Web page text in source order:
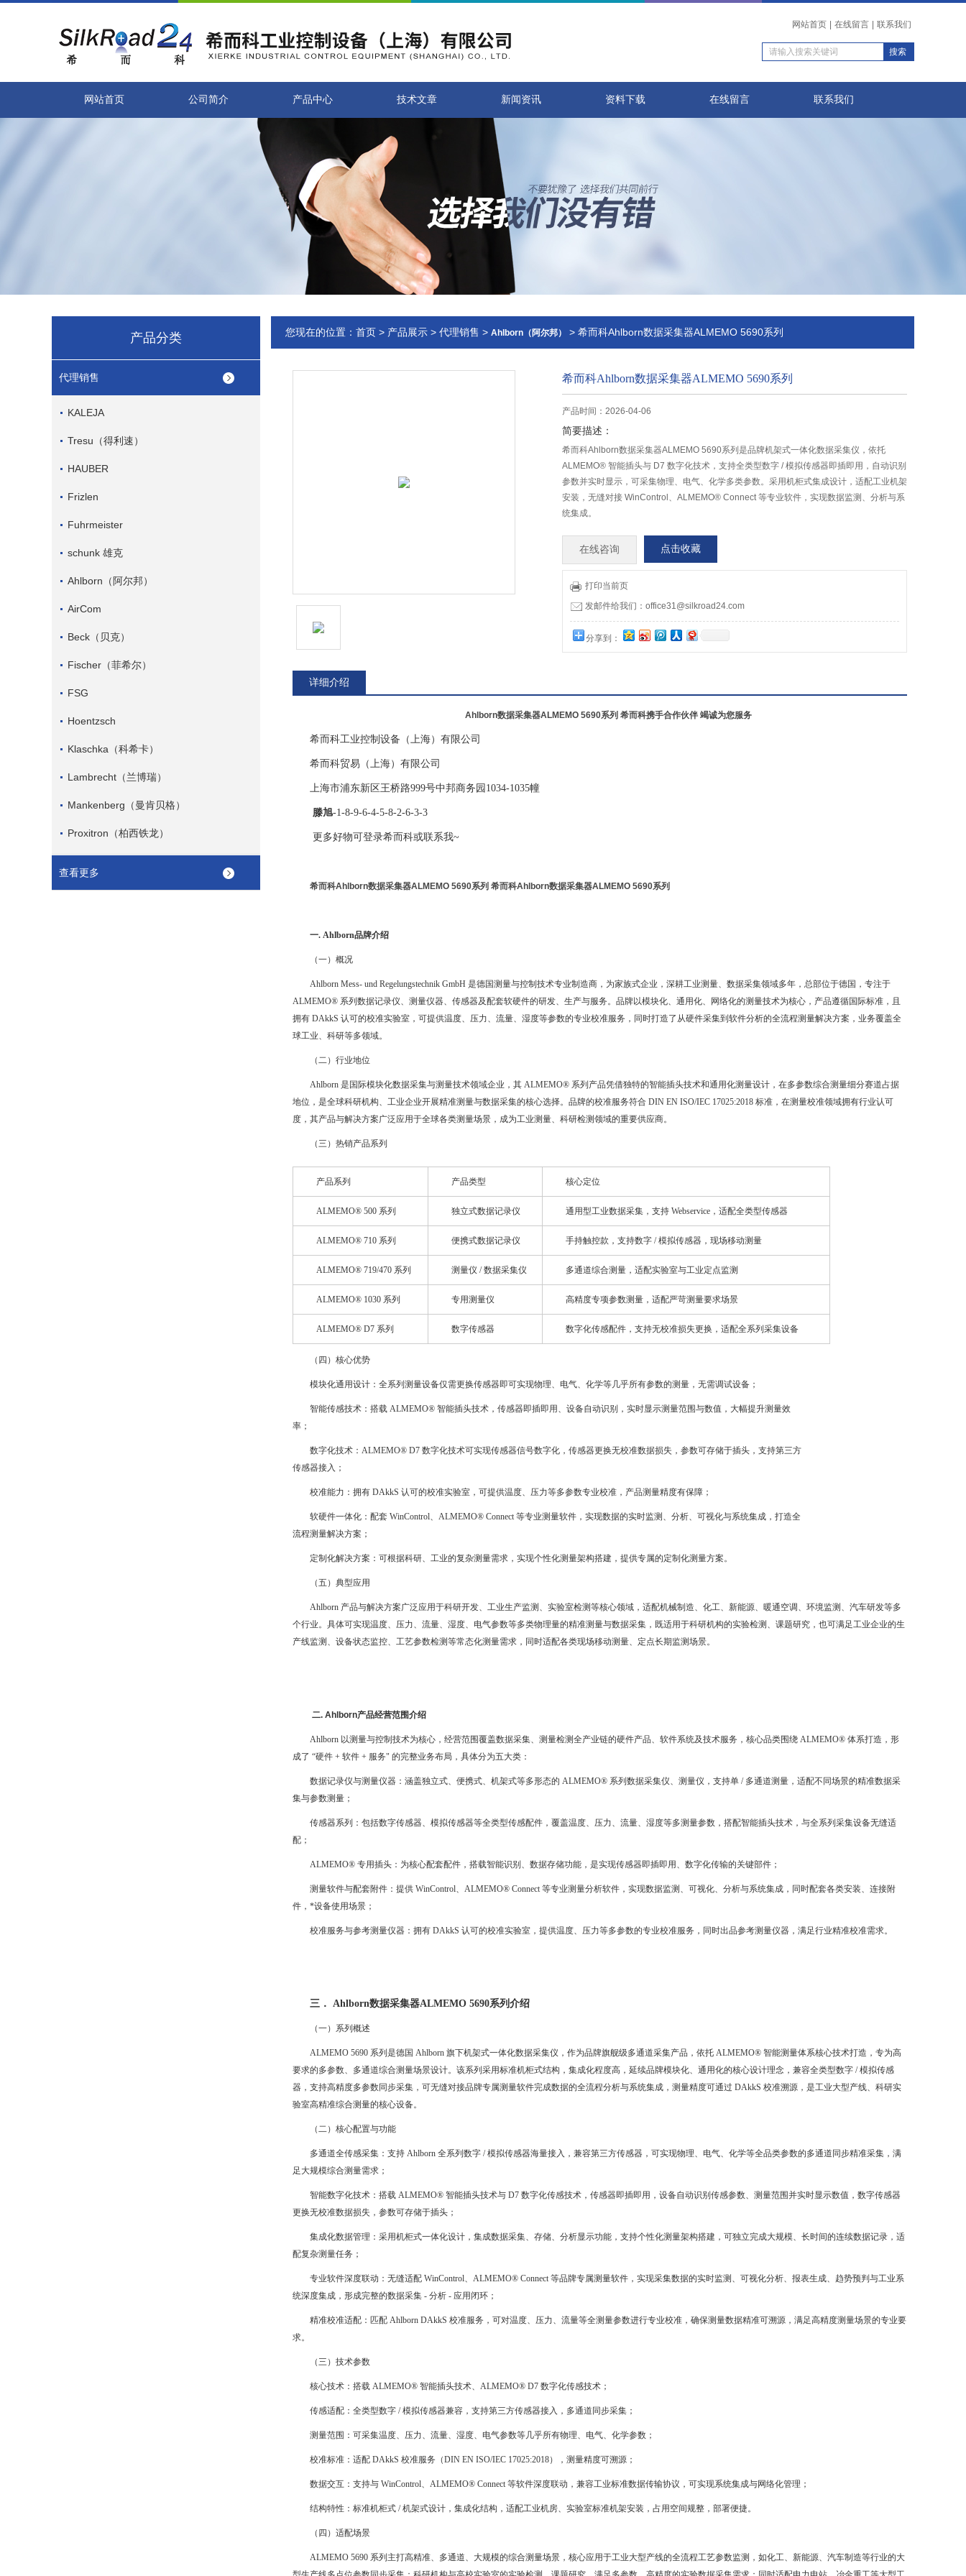
网站首页 在线留言 联系我们
网站首页 公司简介 产品中心 技术文章 新闻资讯 资料下载 在线留言 联系我们
产品分类
代理销售
KALEJA
Tresu（得利速）
HAUBER
Frizlen
Fuhrmeister
schunk 雄克
Ahlborn（阿尔邦）
AirCom
Beck（贝克）
Fischer（菲希尔）
FSG
Hoentzsch
Klaschka（科希卡）
Lambrecht（兰博瑞）
Mankenberg（曼肯贝格）
Proxitron（柏西铁龙）
查看更多
您现在的位置： 首页 > 产品展示 > 代理销售 > Ahlborn（阿尔邦） > 希而科Ahlborn数据采集器ALMEMO 5690系列
希而科Ahlborn数据采集器ALMEMO 5690系列
产品时间：2026-04-06
简要描述：
希而科Ahlborn数据采集器ALMEMO 5690系列是品牌机架式一体化数据采集仪，依托
ALMEMO® 智能插头与 D7 数字化技术，支持全类型数字 / 模拟传感器即插即用，自动识别
参数并实时显示，可采集物理、电气、化学多类参数。采用机柜式集成设计，适配工业机架
安装，无缝对接 WinControl、ALMEMO® Connect 等专业软件，实现数据监测、分析与系
统集成。
在线咨询 点击收藏
打印当前页
发邮件给我们：office31@silkroad24.com
分享到：
详细介绍
Ahlborn数据采集器ALMEMO 5690系列 希而科携手合作伙伴 竭诚为您服务
希而科工业控制设备（上海）有限公司
希而科贸易（上海）有限公司
上海市浦东新区王桥路999号中邦商务园1034-1035幢
滕旭-1-8-9-6-4-5-8-2-6-3-3
更多好物可登录希而科或联系我~
希而科Ahlborn数据采集器ALMEMO 5690系列 希而科Ahlborn数据采集器ALMEMO 5690系列
一. Ahlborn品牌介绍
（一）概况
Ahlborn Mess- und Regelungstechnik GmbH 是德国测量与控制技术专业制造商，为家族式企业，深耕工业测量、数据采集领域多年，总部位于德国，专注于
ALMEMO® 系列数据记录仪、测量仪器、传感器及配套软硬件的研发、生产与服务。品牌以模块化、通用化、网络化的测量技术为核心，产品遵循国际标准，且
拥有 DAkkS 认可的校准实验室，可提供温度、压力、流量、湿度等参数的专业校准服务，同时打造了从硬件采集到软件分析的全流程测量解决方案，业务覆盖全
球工业、科研等多领域。
（二）行业地位
Ahlborn 是国际模块化数据采集与测量技术领域企业，其 ALMEMO® 系列产品凭借独特的智能插头技术和通用化测量设计，在多参数综合测量细分赛道占据
地位，是全球科研机构、工业企业开展精准测量与数据采集的核心选择。品牌的校准服务符合 DIN EN ISO/IEC 17025:2018 标准，在测量校准领域拥有行业认可
度，其产品与解决方案广泛应用于全球各类测量场景，成为工业测量、科研检测领域的重要供应商。
（三）热销产品系列
产品系列 产品类型 核心定位
ALMEMO® 500 系列 独立式数据记录仪 通用型工业数据采集，支持 Webservice，适配全类型传感器
ALMEMO® 710 系列 便携式数据记录仪 手持触控款，支持数字 / 模拟传感器，现场移动测量
ALMEMO® 719/470 系列 测量仪 / 数据采集仪 多通道综合测量，适配实验室与工业定点监测
ALMEMO® 1030 系列 专用测量仪 高精度专项参数测量，适配严苛测量要求场景
ALMEMO® D7 系列 数字传感器 数字化传感配件，支持无校准损失更换，适配全系列采集设备
（四）核心优势
模块化通用设计：全系列测量设备仅需更换传感器即可实现物理、电气、化学等几乎所有参数的测量，无需调试设备；
智能传感技术：搭载 ALMEMO® 智能插头技术，传感器即插即用、设备自动识别，实时显示测量范围与数值，大幅提升测量效
率；
数字化技术：ALMEMO® D7 数字化技术可实现传感器信号数字化，传感器更换无校准数据损失，参数可存储于插头，支持第三方
传感器接入；
校准能力：拥有 DAkkS 认可的校准实验室，可提供温度、压力等多参数专业校准，产品测量精度有保障；
软硬件一体化：配套 WinControl、ALMEMO® Connect 等专业测量软件，实现数据的实时监测、分析、可视化与系统集成，打造全
流程测量解决方案；
定制化解决方案：可根据科研、工业的复杂测量需求，实现个性化测量架构搭建，提供专属的定制化测量方案。
（五）典型应用
Ahlborn 产品与解决方案广泛应用于科研开发、工业生产监测、实验室检测等核心领域，适配机械制造、化工、新能源、暖通空调、环境监测、汽车研发等多
个行业。具体可实现温度、压力、流量、湿度、电气参数等多类物理量的精准测量与数据采集，既适用于科研机构的实验检测、课题研究，也可满足工业企业的生
产线监测、设备状态监控、工艺参数检测等常态化测量需求，同时适配各类现场移动测量、定点长期监测场景。
二. Ahlborn产品经营范围介绍
Ahlborn 以测量与控制技术为核心，经营范围覆盖数据采集、测量检测全产业链的硬件产品、软件系统及技术服务，核心品类围绕 ALMEMO® 体系打造，形
成了 “硬件 + 软件 + 服务" 的完整业务布局，具体分为五大类：
数据记录仪与测量仪器：涵盖独立式、便携式、机架式等多形态的 ALMEMO® 系列数据采集仪、测量仪，支持单 / 多通道测量，适配不同场景的精准数据采
集与参数测量；
传感器系列：包括数字传感器、模拟传感器等全类型传感配件，覆盖温度、压力、流量、湿度等多测量参数，搭配智能插头技术，与全系列采集设备无缝适
配；
ALMEMO® 专用插头：为核心配套配件，搭载智能识别、数据存储功能，是实现传感器即插即用、数字化传输的关键部件；
测量软件与配套附件：提供 WinControl、ALMEMO® Connect 等专业测量分析软件，实现数据监测、可视化、分析与系统集成，同时配套各类安装、连接附
件，*设备使用场景；
校准服务与参考测量仪器：拥有 DAkkS 认可的校准实验室，提供温度、压力等多参数的专业校准服务，同时出品参考测量仪器，满足行业精准校准需求。
三． Ahlborn数据采集器ALMEMO 5690系列介绍
（一）系列概述
ALMEMO 5690 系列是德国 Ahlborn 旗下机架式一体化数据采集仪，作为品牌旗舰级多通道采集产品，依托 ALMEMO® 智能测量体系核心技术打造，专为高
要求的多参数、多通道综合测量场景设计。该系列采用标准机柜式结构，集成化程度高，延续品牌模块化、通用化的核心设计理念，兼容全类型数字 / 模拟传感
器，支持高精度多参数同步采集，可无缝对接品牌专属测量软件完成数据的全流程分析与系统集成，测量精度可通过 DAkkS 校准溯源，是工业大型产线、科研实
验室高精准综合测量的核心设备。
（二）核心配置与功能
多通道全传感采集：支持 Ahlborn 全系列数字 / 模拟传感器海量接入，兼容第三方传感器，可实现物理、电气、化学等全品类参数的多通道同步精准采集，满
足大规模综合测量需求；
智能数字化技术：搭载 ALMEMO® 智能插头技术与 D7 数字化传感技术，传感器即插即用，设备自动识别传感参数、测量范围并实时显示数值，数字传感器
更换无校准数据损失，参数可存储于插头；
集成化数据管理：采用机柜式一体化设计，集成数据采集、存储、分析显示功能，支持个性化测量架构搭建，可独立完成大规模、长时间的连续数据记录，适
配复杂测量任务；
专业软件深度联动：无缝适配 WinControl、ALMEMO® Connect 等品牌专属测量软件，实现采集数据的实时监测、可视化分析、报表生成、趋势预判与工业系
统深度集成，形成完整的数据采集 - 分析 - 应用闭环；
精准校准适配：匹配 Ahlborn DAkkS 校准服务，可对温度、压力、流量等全测量参数进行专业校准，确保测量数据精准可溯源，满足高精度测量场景的专业要
求。
（三）技术参数
核心技术：搭载 ALMEMO® 智能插头技术、ALMEMO® D7 数字化传感技术；
传感适配：全类型数字 / 模拟传感器兼容，支持第三方传感器接入，多通道同步采集；
测量范围：可采集温度、压力、流量、湿度、电气参数等几乎所有物理、电气、化学参数；
校准标准：适配 DAkkS 校准服务（DIN EN ISO/IEC 17025:2018），测量精度可溯源；
数据交互：支持与 WinControl、ALMEMO® Connect 等软件深度联动，兼容工业标准数据传输协议，可实现系统集成与网络化管理；
结构特性：标准机柜式 / 机架式设计，集成化结构，适配工业机房、实验室标准机架安装，占用空间规整，部署便捷。
（四）适配场景
ALMEMO 5690 系列主打高精准、多通道、大规模的综合测量场景，核心应用于工业大型产线的全流程工艺参数监测，如化工、新能源、汽车制造等行业的大